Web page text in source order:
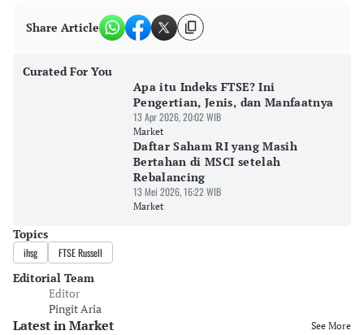
Share Article
Curated For You
Apa itu Indeks FTSE? Ini
Pengertian, Jenis, dan Manfaatnya
13 Apr 2026, 20:02 WIB
Market
Daftar Saham RI yang Masih
Bertahan di MSCI setelah
Rebalancing
13 Mei 2026, 16:22 WIB
Market
Topics
ihsg FTSE Russell
Editorial Team
Editor
Pingit Aria
Latest in Market See More